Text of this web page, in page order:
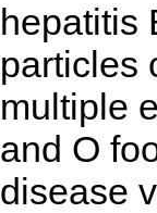
hepatitis
particles
multiple
and O
disease